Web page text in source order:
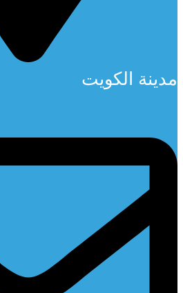
مدينة الكويت